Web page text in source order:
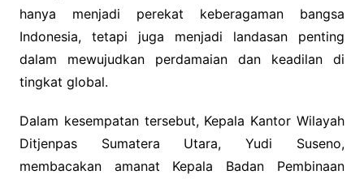
hanya menjadi perekat keberagaman bangsa
Indonesia, tetapi juga menjadi landasan penting
dalam mewujudkan perdamaian dan keadilan di
tingkat global.
Dalam kesempatan tersebut, Kepala Kantor Wilayah
Ditjenpas Sumatera Utara, Yudi Suseno,
membacakan amanat Kepala Badan Pembinaan